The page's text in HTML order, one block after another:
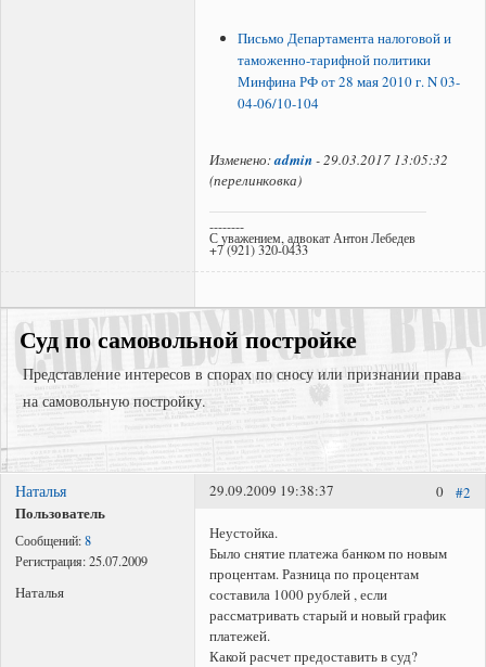
Письмо Департамента налоговой и
таможенно-тарифной политики
Минфина РФ от 28 мая 2010 г. N 03-
04-06/10-104
Изменено:admin- 29.03.2017 13:05:32
(перелинковка)
--------
С уважением, адвокат Антон Лебедев
+7 (921) 320-0433
Суд по самовольной постройке
Представление интересов в спорах по сносу или признании права
на самовольную постройку.
Представление интересов в судах общей юрисдикции;
Представление интересов в арбитражном суде;
Споры по самовольному стриотельству (самострой)
Наталья
Пользователь
Сообщений:8
Регистрация:25.07.2009
Наталья
#2
0
29.09.2009 19:38:37
Неустойка.
Было снятие платежа банком по новым
процентам. Разница по процентам
составила 1000 рублей , если
рассматривать старый и новый график
платежей.
Какой расчет предоставить в суд?